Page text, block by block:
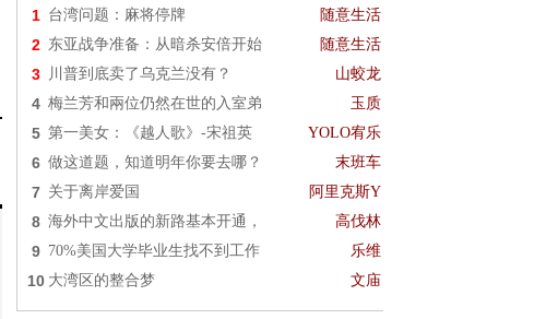
1 台湾问题：麻将停牌 随意生活
2 东亚战争准备：从暗杀安倍开始 随意生活
3 川普到底卖了乌克兰没有？ 山蛟龙
4 梅兰芳和兩位仍然在世的入室弟 玉质
5 第一美女：《越人歌》-宋祖英 YOLO宥乐
6 做这道题，知道明年你要去哪？ 末班车
7 关于离岸爱国 阿里克斯Y
8 海外中文出版的新路基本开通， 高伐林
9 70%美国大学毕业生找不到工作 乐维
10 大湾区的整合梦 文庙